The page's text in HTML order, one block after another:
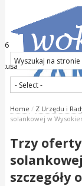
Home / Z Urzędu i
solankowej w
Trzy
szczegóły